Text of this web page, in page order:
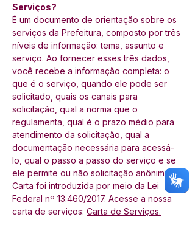
Serviços?
É um documento de orientação sobre os
serviços da Prefeitura, composto por três
níveis de informação: tema, assunto e
serviço. Ao fornecer esses três dados,
você recebe a informação completa: o
que é o serviço, quando ele pode ser
solicitado, quais os canais para
solicitação, qual a norma que o
regulamenta, qual é o prazo médio para
atendimento da solicitação, qual a
documentação necessária para acessá-
lo, qual o passo a passo do serviço e se
ele permite ou não solicitação anônima. A
Carta foi introduzida por meio da Lei
Federal nº 13.460/2017. Acesse a nossa
carta de serviços: Carta de Serviços.